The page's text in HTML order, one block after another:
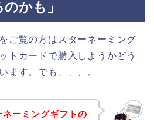
かも」
ご覧の方はスターネーミング
トカードで購入しようかどう
ます。でも、、、。
ーミングギフトの